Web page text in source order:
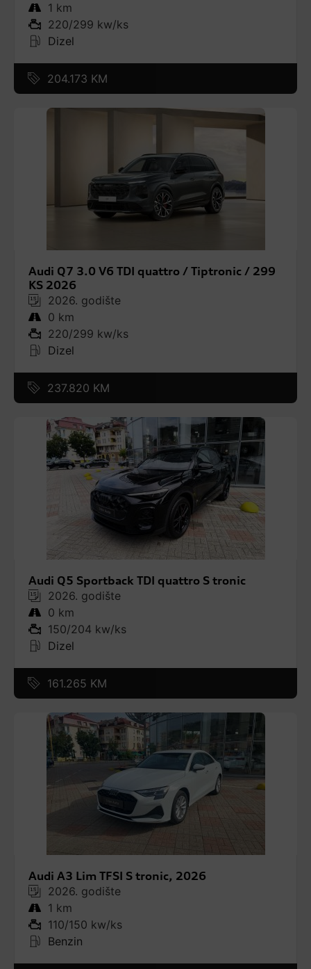
1 km
220/299 kw/ks
Dizel
204.173 KM
Audi Q7 3.0 V6 TDI quattro / Tiptronic / 299
KS 2026
2026. godište
0 km
220/299 kw/ks
Dizel
237.820 KM
Audi Q5 Sportback TDI quattro S tronic
2026. godište
0 km
150/204 kw/ks
Dizel
161.265 KM
Audi A3 Lim TFSI S tronic, 2026
2026. godište
1 km
110/150 kw/ks
Benzin